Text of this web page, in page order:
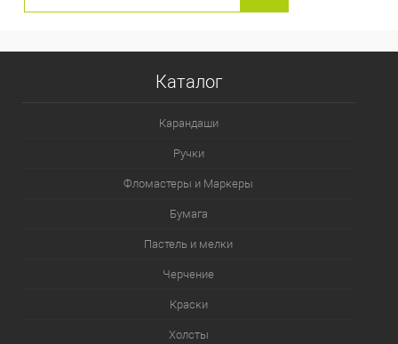
Каталог
Карандаши
Ручки
Фломастеры и Маркеры
Бумага
Пастель и мелки
Черчение
Краски
Холсты